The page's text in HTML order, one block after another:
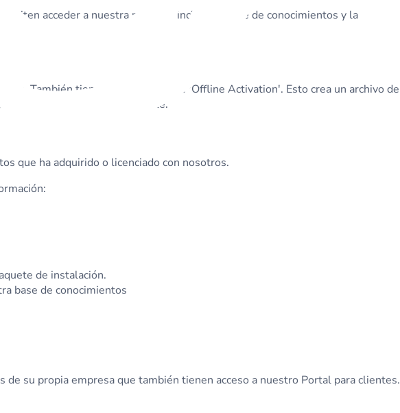
acceder a nuestra página principal, la base de conocimientos y la
Admin)
También tiene aquí la opción de 'Offline Activation'. Esto crea un archivo de
en el producto correspondiente.
que ha adquirido o licenciado con nosotros.
de instalación.
base de conocimientos
de su propia empresa que también tienen acceso a nuestro Portal para clientes.